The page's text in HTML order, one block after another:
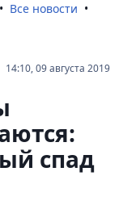
Все новости
14:10, 09 августа 2019
спад